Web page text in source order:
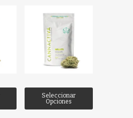
Seleccionar
Opciones